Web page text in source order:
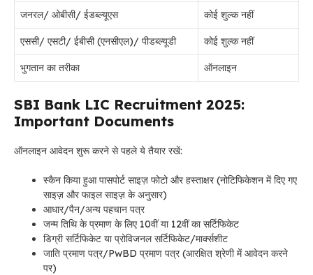
जनरल/ ओबीसी/ ईडब्ल्यूएस कोई शुल्क नहीं
एससी/ एसटी/ ईबीसी (एनसीएल)/ पीडब्ल्यूडी कोई शुल्क नहीं
भुगतान का तरीका ऑनलाइन
SBI Bank LIC Recruitment 2025:
Important Documents
ऑनलाइन आवेदन शुरू करने से पहले ये तैयार रखें:
स्कैन किया हुआ पासपोर्ट साइज़ फोटो और हस्ताक्षर (नोटिफिकेशन में दिए गए
साइज़ और फाइल साइज़ के अनुसार)
आधार/पैन/अन्य पहचान पत्र
जन्म तिथि के प्रमाण के लिए 10वीं या 12वीं का सर्टिफिकेट
डिग्री सर्टिफिकेट या प्रोविजनल सर्टिफिकेट/मार्क्सशीट
जाति प्रमाण पत्र/PwBD प्रमाण पत्र (आरक्षित श्रेणी में आवेदन करने
पर)